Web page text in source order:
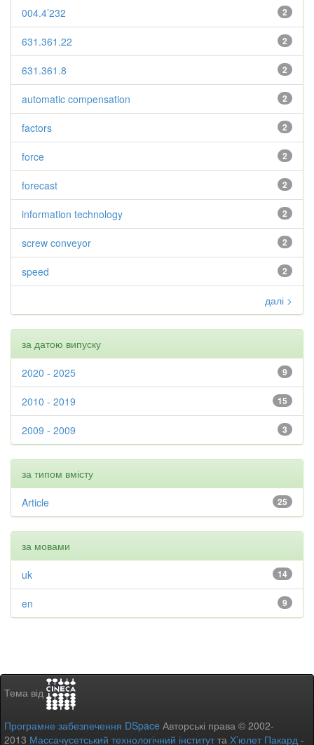
2
004.4’232
2
631.361.22
2
631.361.8
2
automatic compensation
2
factors
2
force
2
forecast
2
information technology
2
screw conveyor
2
speed
далі >
за датою випуску
9
2020 - 2025
15
2010 - 2019
3
2009 - 2009
за типом вмісту
25
Article
за мовами
14
uk
9
en
Тема від
Програмне забезпечення DSpace Авторські права © 2002-
2013 Массачусетський технологічний інститутта Х’юлет Пакард -